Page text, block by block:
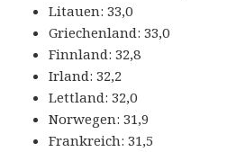
Litauen: 33,0
Griechenland: 33,0
Finnland: 32,8
Irland: 32,2
Lettland: 32,0
Norwegen: 31,9
Frankreich: 31,5